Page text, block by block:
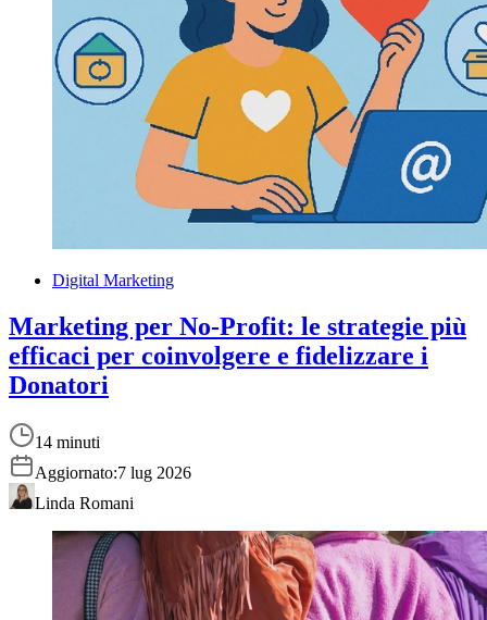
Digital Marketing
Marketing per No-Profit: le strategie più
efficaci per coinvolgere e fidelizzare i
Donatori
14 minuti
Aggiornato:7 lug 2026
Linda Romani